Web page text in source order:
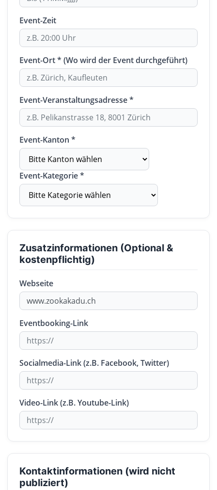
Event-Zeit
Event-Ort * (Wo wird der Event durchgeführt)
Event-Veranstaltungsadresse *
Event-Kanton *
Event-Kategorie *
Zusatzinformationen (Optional &
kostenpflichtig)
Webseite
Eventbooking-Link
Socialmedia-Link (z.B. Facebook, Twitter)
Video-Link (z.B. Youtube-Link)
Kontaktinformationen (wird nicht
publiziert)